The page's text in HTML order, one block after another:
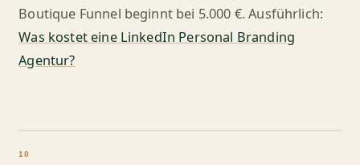
Boutique Funnel beginnt bei 5.000 €. Ausführlich:
Was kostet eine LinkedIn Personal Branding
Agentur?